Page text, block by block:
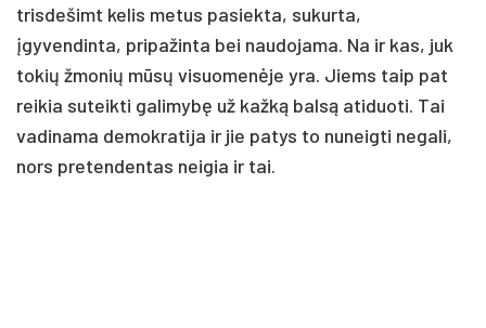
trisdešimt kelis metus pasiekta, sukurta,
įgyvendinta, pripažinta bei naudojama. Na ir kas, juk
tokių žmonių mūsų visuomenėje yra. Jiems taip pat
reikia suteikti galimybę už kažką balsą atiduoti. Tai
vadinama demokratija ir jie patys to nuneigti negali,
nors pretendentas neigia ir tai.